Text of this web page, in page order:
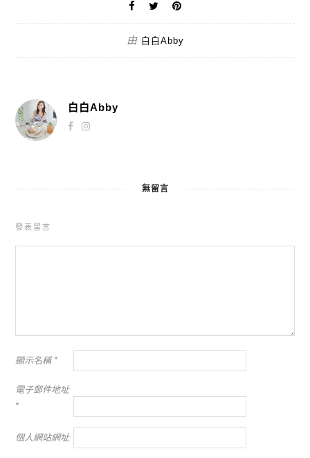
由 白白Abby
白白Abby
無留言
發表留言
顯示名稱 *
電子郵件地址
*
個人網站網址